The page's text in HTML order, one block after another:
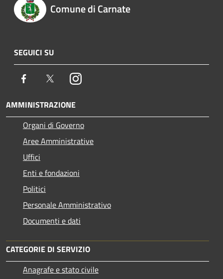
Comune di Carnate
SEGUICI SU
Facebook TwitterInstagram
AMMINISTRAZIONE
Organi di Governo
Aree Amministrative
Uffici
Enti e fondazioni
Politici
Personale Amministrativo
Documenti e dati
CATEGORIE DI SERVIZIO
Anagrafe e stato civile